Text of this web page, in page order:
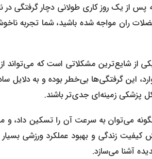
از یک روز کاری طولانی دچار گرفتگی در
ران مواجه شده باشید، شما تجربه
از شایع‌ترین مشکلاتی است که می‌تواند
این گرفتگی‌ها بی‌خطر بوده و به دلایل
پزشکی زمینه‌ای جدی‌تر باشند.
می‌توان به سرعت آن را تسکین داد، و
زندگی و بهبود عملکرد ورزشی بسیار
آشنا می‌سازد.